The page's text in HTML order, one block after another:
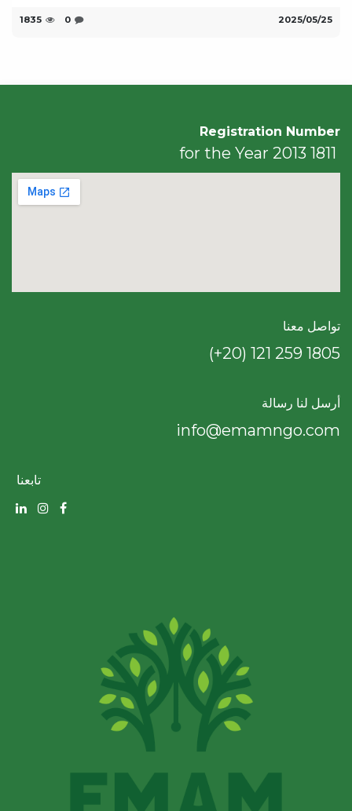
25‏/05‏/2025
0
1835
Registration Number
1811 for the Year 2013
تواصل معنا
(+20) 121 259 18​05
أرسل لنا رسالة
info@emamngo.com
تابعنا